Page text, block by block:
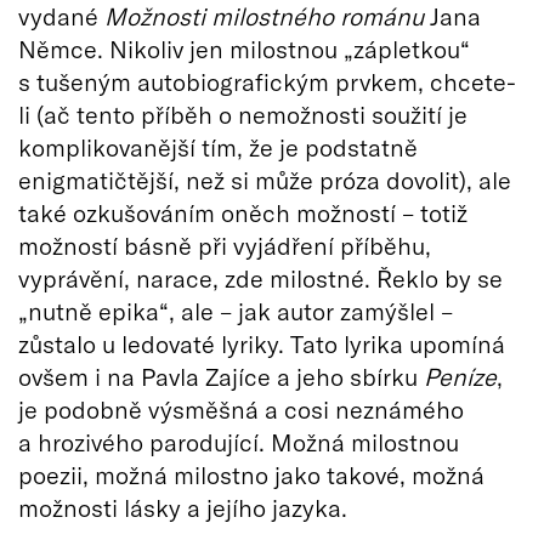
vydané Možnosti milostného románuJana
Němce. Nikoliv jen milostnou „zápletkou“
s tušeným autobiografickým prvkem, chcete-
li (ač tento příběh o nemožnosti soužití je
komplikovanější tím, že je podstatně
enigmatičtější, než si může próza dovolit), ale
také ozkušováním oněch možností – totiž
možností básně při vyjádření příběhu,
vyprávění, narace, zde milostné. Řeklo by se
„nutně epika“, ale – jak autor zamýšlel –
zůstalo u ledovaté lyriky. Tato lyrika upomíná
ovšem i na Pavla Zajíce a jeho sbírku Peníze,
je podobně výsměšná a cosi neznámého
a hrozivého parodující. Možná milostnou
poezii, možná milostno jako takové, možná
možnosti lásky a jejího jazyka.